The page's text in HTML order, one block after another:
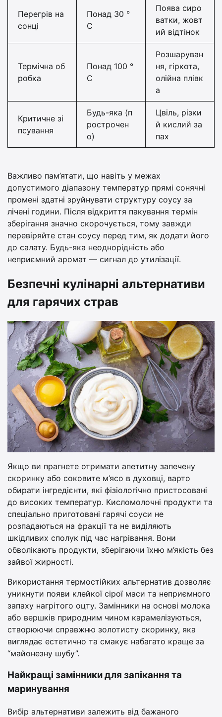
Перегрів на
сонці
Понад 30 °
С
Поява сиро
ватки, жовт
ий відтінок
Термічна об
робка
Понад 100 °
С
Розшаруван
ня, гіркота,
олійна плівк
а
Критичне зі
псування
Будь-яка (п
рострочен
о)
Цвіль, різки
й кислий за
пах
Важливо пам’ятати, що навіть у межах
допустимого діапазону температур прямі сонячні
промені здатні зруйнувати структуру соусу за
лічені години. Після відкриття пакування термін
зберігання значно скорочується, тому завжди
перевіряйте стан соусу перед тим, як додати його
до салату. Будь-яка неоднорідність або
неприємний аромат — сигнал до утилізації.
Безпечні кулінарні альтернативи
для гарячих страв
Якщо ви прагнете отримати апетитну запечену
скоринку або соковите м’ясо в духовці, варто
обирати інгредієнти, які фізіологічно пристосовані
до високих температур. Кисломолочні продукти та
спеціально приготовані гарячі соуси не
розпадаються на фракції та не виділяють
шкідливих сполук під час нагрівання. Вони
обволікають продукти, зберігаючи їхню м’якість без
зайвої жирності.
Використання термостійких альтернатив дозволяє
уникнути появи клейкої сірої маси та неприємного
запаху нагрітого оцту. Замінники на основі молока
або вершків природним чином карамелізуються,
створюючи справжню золотисту скоринку, яка
виглядає естетично та смакує набагато краще за
“майонезну шубу”.
Найкращі замінники для запікання та
маринування
Вибір альтернативи залежить від бажаного